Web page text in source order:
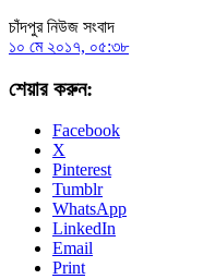
চাঁদপুর নিউজ সংবাদ
১০ মে ২০১৭, ০৫:৩৮
শেয়ার করুন:
Facebook
X
Pinterest
Tumblr
WhatsApp
LinkedIn
Email
Print